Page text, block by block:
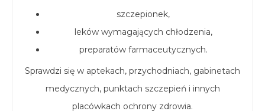
szczepionek,
leków wymagających chłodzenia,
preparatów farmaceutycznych.
Sprawdzi się w aptekach, przychodniach, gabinetach
medycznych, punktach szczepień i innych
placówkach ochrony zdrowia.